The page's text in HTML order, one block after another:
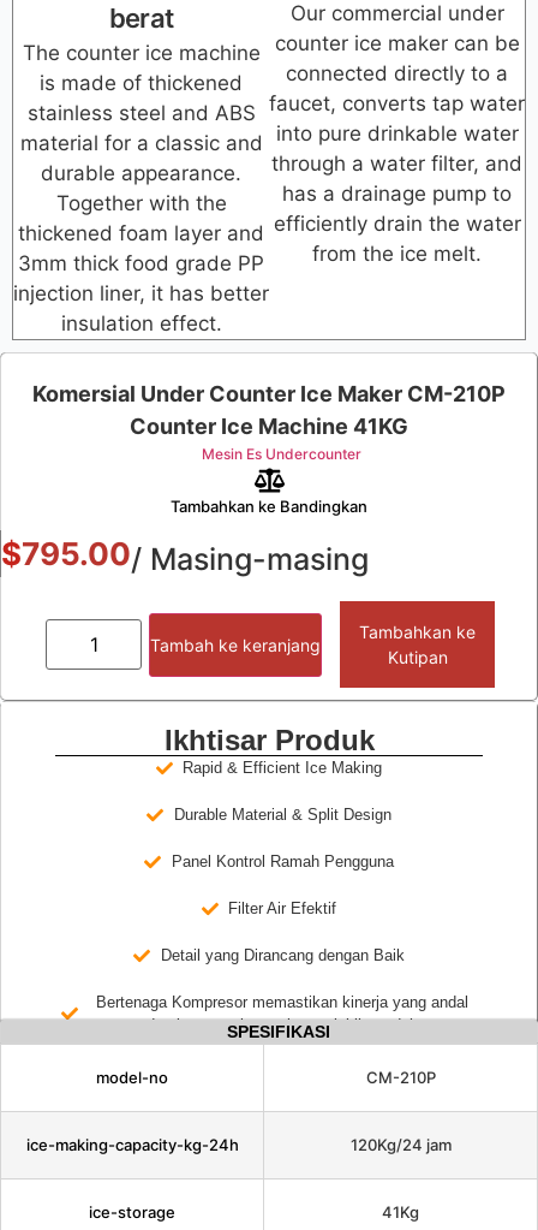
berat
The counter ice machine
is made of thickened
stainless steel and ABS
material for a classic and
durable appearance.
Together with the
thickened foam layer and
3mm thick food grade PP
injection liner, it has better
insulation effect.
Our commercial under
counter ice maker can be
connected directly to a
faucet, converts tap water
into pure drinkable water
through a water filter, and
has a drainage pump to
efficiently drain the water
from the ice melt.
Komersial Under Counter Ice Maker CM-210P
Counter Ice Machine 41KG
Mesin Es Undercounter
Tambahkan ke Bandingkan
$795.00/ Masing-masing
Tambah ke keranjang
Tambahkan ke
Kutipan
Ikhtisar Produk
Rapid & Efficient Ice Making
Durable Material & Split Design
Panel Kontrol Ramah Pengguna
Filter Air Efektif
Detail yang Dirancang dengan Baik
Bertenaga Kompresor memastikan kinerja yang andal
dan konsumsi energi yang lebih rendah
SPESIFIKASI
model-no CM-210P
ice-making-capacity-kg-24h 120Kg/24 jam
ice-storage 41Kg